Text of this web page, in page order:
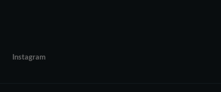
Instagram